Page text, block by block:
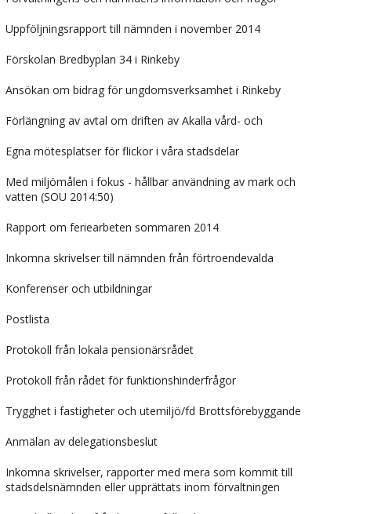
Uppföljningsrapport till nämnden i november 2014
Förskolan Bredbyplan 34 i Rinkeby
Ansökan om bidrag för ungdomsverksamhet i Rinkeby
Förlängning av avtal om driften av Akalla vård- och
Egna mötesplatser för flickor i våra stadsdelar
Med miljömålen i fokus - hållbar användning av mark och
vatten (SOU 2014:50)
Rapport om feriearbeten sommaren 2014
Inkomna skrivelser till nämnden från förtroendevalda
Konferenser och utbildningar
Postlista
Protokoll från lokala pensionärsrådet
Protokoll från rådet för funktionshinderfrågor
Trygghet i fastigheter och utemiljö/fd Brottsförebyggande
Anmälan av delegationsbeslut
Inkomna skrivelser, rapporter med mera som kommit till
stadsdelsnämnden eller upprättats inom förvaltningen